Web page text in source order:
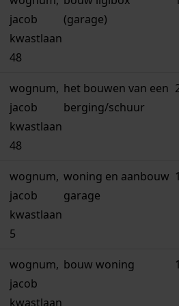
jacob
kwastlaan
48
(garage)
wognum,
jacob
kwastlaan
48
het bouwen van een
berging/schuur
wognum,
jacob
kwastlaan
5
woning en aanbouw
garage
wognum,
jacob
kwastlaan
bouw woning